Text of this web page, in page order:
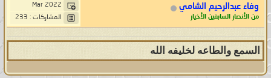
وفاء عبدالرحيم الشامي
من الأنصار السابقين الأخيار
Mar 2022
المشاركات : 233
السمع والطاعه لخليفه الله